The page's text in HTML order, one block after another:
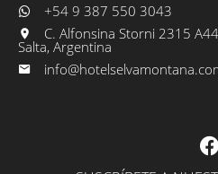
+54 9 387 550 3043
C. Alfonsina Storni 2315
Salta, Argentina